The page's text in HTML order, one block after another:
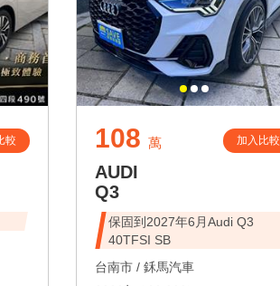
較 108 萬 加入比較
AUDI
Q3
保固到2027年6月Audi Q3
40TFSI SB
台南市 / 鉌馬汽車